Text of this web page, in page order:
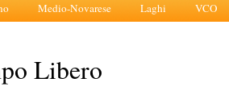
Medio-Novarese Laghi VCO
Libero